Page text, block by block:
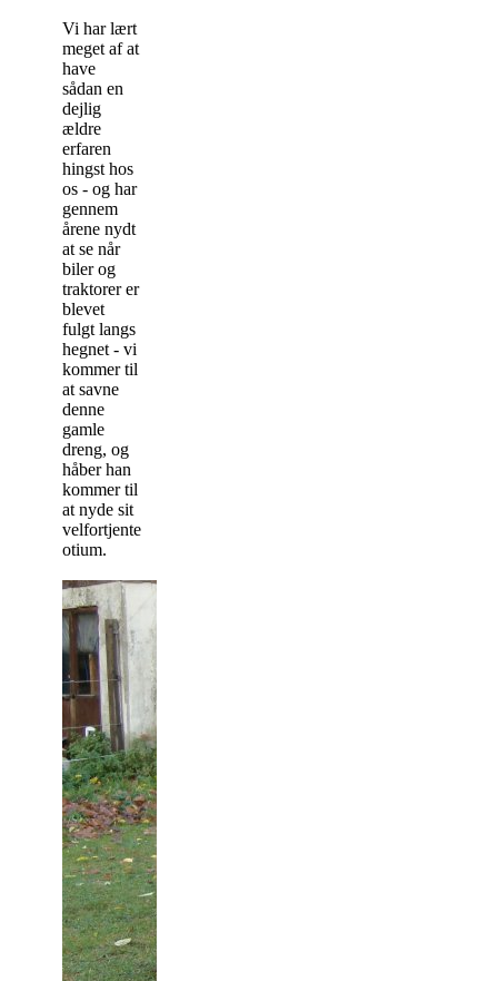
Vi har lært
meget af at
have
sådan en
dejlig
ældre
erfaren
hingst hos
os - og har
gennem
årene nydt
at se når
biler og
traktorer er
blevet
fulgt langs
hegnet - vi
kommer til
at savne
denne
gamle
dreng, og
håber han
kommer til
at nyde sit
velfortjente
otium.